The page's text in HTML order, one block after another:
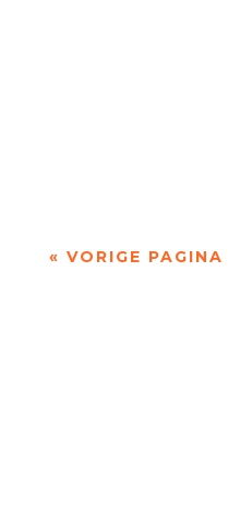
« VORIGE PAGINA